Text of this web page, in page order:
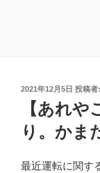
投
2021年12月5日 投稿者:
【あれ
り。かま
最近運転に関す